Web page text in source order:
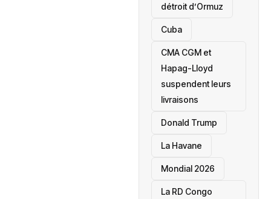
détroit d’Ormuz
‎Cuba
CMA CGM et
Hapag-Lloyd
suspendent leurs
livraisons
Donald Trump
La Havane
Mondial 2026
La RD Congo